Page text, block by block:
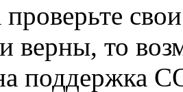
верны, то
поддержка